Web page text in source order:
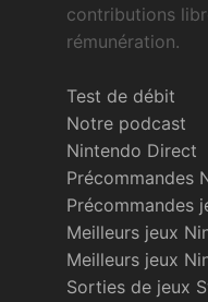
contributions
rémunération.
Test de débit
Notre podcast
Nintendo Direct
Précommandes
Précommandes
Meilleurs jeux
Meilleurs jeux
Sorties de jeux